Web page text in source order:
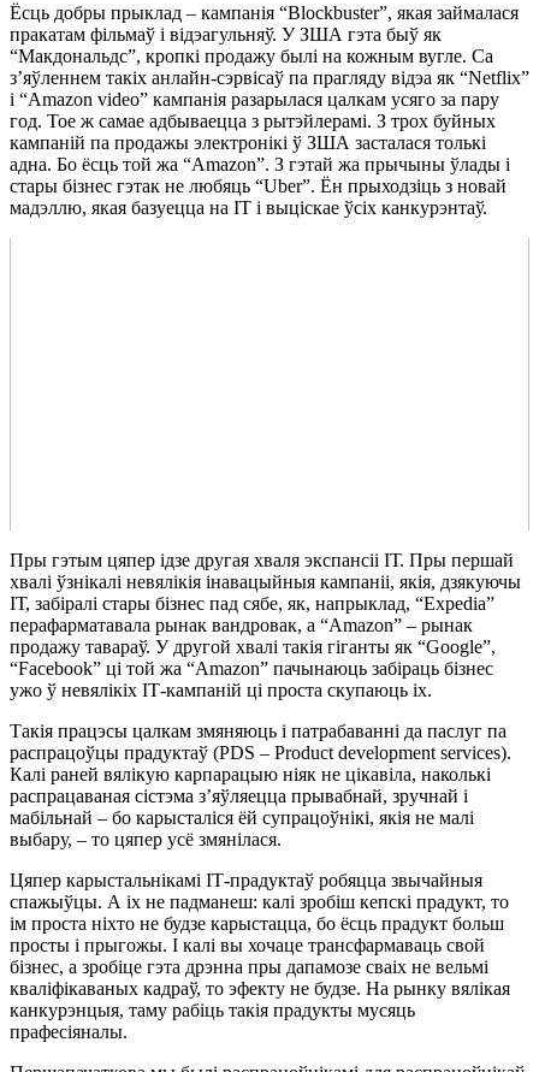
Ёсць добры прыклад – кампанія “Blockbuster”, якая займалася
пракатам фільмаў і відэагульняў. У ЗША гэта быў як
“Макдональдс”, кропкі продажу былі на кожным вугле. Са
з’яўленнем такіх анлайн-сэрвісаў па прагляду відэа як “Netflix”
і “Amazon video” кампанія разарылася цалкам усяго за пару
год. Тое ж самае адбываецца з рытэйлерамі. З трох буйных
кампаній па продажы электронікі ў ЗША засталася толькі
адна. Бо ёсць той жа “Amazon”. З гэтай жа прычыны ўлады і
стары бізнес гэтак не любяць “Uber”. Ён прыходзіць з новай
мадэллю, якая базуецца на ІТ і выціскае ўсіх канкурэнтаў.
Пры гэтым цяпер ідзе другая хваля экспансіі ІТ. Пры першай
хвалі ўзнікалі невялікія інавацыйныя кампаніі, якія, дзякуючы
ІТ, забіралі стары бізнес пад сябе, як, напрыклад, “Expedia”
перафарматавала рынак вандровак, а “Amazon” – рынак
продажу тавараў. У другой хвалі такія гіганты як “Google”,
“Facebook” ці той жа “Amazon” пачынаюць забіраць бізнес
ужо ў невялікіх ІТ-кампаній ці проста скупаюць іх.
Такія працэсы цалкам змяняюць і патрабаванні да паслуг па
распрацоўцы прадуктаў (PDS – Product development services).
Калі раней вялікую карпарацыю ніяк не цікавіла, наколькі
распрацаваная сістэма з’яўляецца прывабнай, зручнай і
мабільнай – бо карысталіся ёй супрацоўнікі, якія не малі
выбару, – то цяпер усё змянілася.
Цяпер карыстальнікамі ІТ-прадуктаў робяцца звычайныя
спажыўцы. А іх не падманеш: калі зробіш кепскі прадукт, то
ім проста ніхто не будзе карыстацца, бо ёсць прадукт больш
просты і прыгожы. І калі вы хочаце трансфармаваць свой
бізнес, а зробіце гэта дрэнна пры дапамозе сваіх не вельмі
кваліфікаваных кадраў, то эфекту не будзе. На рынку вялікая
канкурэнцыя, таму рабіць такія прадукты мусяць
прафесіяналы.